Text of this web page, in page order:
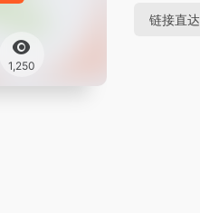
1,250
链接直达